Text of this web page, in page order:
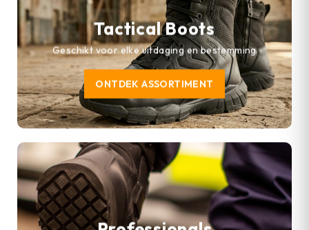
Tactical Boots
Geschikt voor elke uitdaging en bestemming
ONTDEK ASSORTIMENT